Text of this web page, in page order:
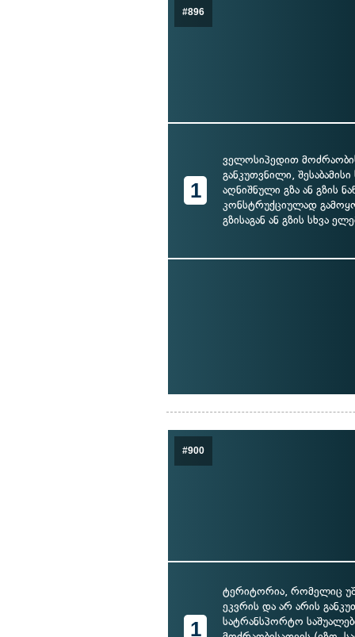
#896
1
ველოსიპედით
განკუთვნილი,
აღნიშნული გზა ან გზის
კონსტრუქციულად
გზისაგან ან გზის სხვა
#900
1
ტერიტორია, რომელიც
ეკვრის და არ არის
სატრანსპორტო